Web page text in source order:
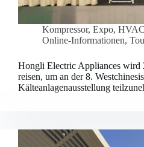
Kompressor, Expo,
Online-Informationen,
Hongli Electric Appliances wird
reisen, um an der 8.
Kälteanlagenausstellung